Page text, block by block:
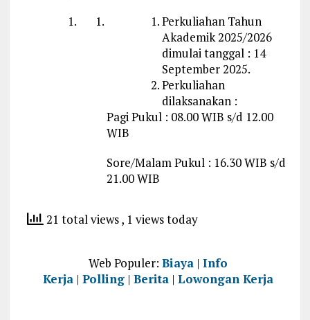
Perkuliahan Tahun
Akademik 2025/2026
dimulai tanggal : 14
September 2025.
Perkuliahan
dilaksanakan :
Pagi Pukul : 08.00 WIB s/d 12.00
WIB
Sore/Malam Pukul : 16.30 WIB s/d
21.00 WIB
21 total views, 1 views today
Web Populer:Biaya |Info
Kerja |Polling |Berita |Lowongan Kerja